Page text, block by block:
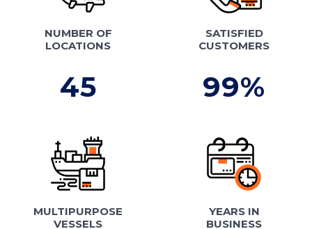
NUMBER OF
LOCATIONS
45
SATISFIED
CUSTOMERS
99%
MULTIPURPOSE
VESSELS
YEARS IN
BUSINESS